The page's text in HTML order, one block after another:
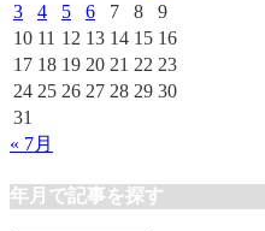
3
4 5 6 7 8
9
10 11 12 13 14 15 16
17 18 19 20 21 22 23
24 25 26 27 28 29 30
31
« 7月
年月で記事を探す